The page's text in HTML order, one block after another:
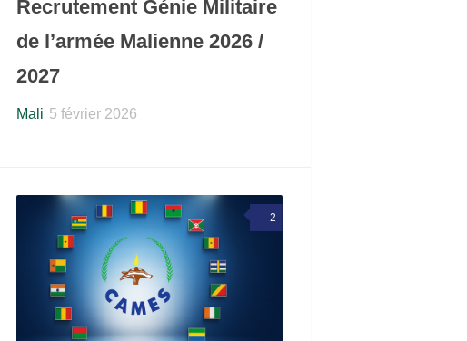
Recrutement Génie Militaire
de l’armée Malienne 2026 /
2027
Mali 5 février 2026
2